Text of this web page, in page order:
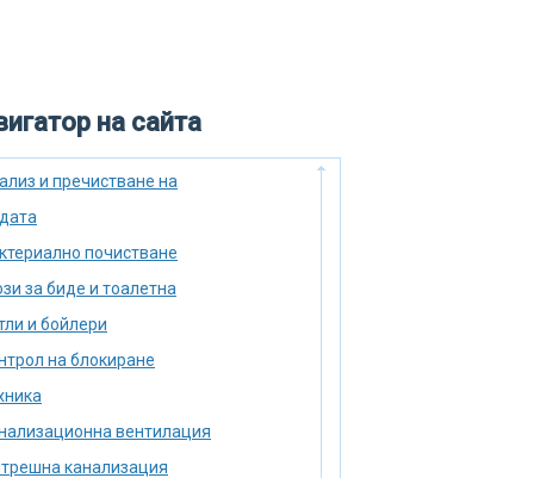
на сайта
и пречистване на
почистване
за биде и тоалетна
и бойлери
на блокиране
вентилация
канализация